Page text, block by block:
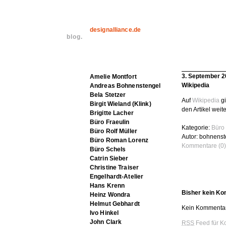
blog.
designalliance.de
3. September
Wikipedia
AufWikipedia
den Artikel
Kategorie:
Autor:
Kommentare (0)
Bisher kein
Kein
RSS Feed für
Amelie Montfort
Andreas Bohnenstengel
Bela Stetzer
Birgit Wieland (Klink)
Brigitte Lacher
Büro Fraeulin
Büro Rolf Müller
Büro Roman Lorenz
Büro Schels
Catrin Sieber
Christine Traiser
Engelhardt-Atelier
Hans Krenn
Heinz Wondra
Helmut Gebhardt
Ivo Hinkel
John Clark